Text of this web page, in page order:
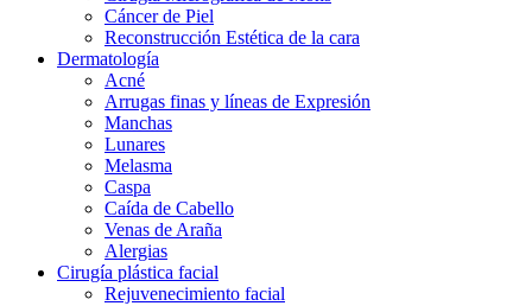
Cáncer de Piel
Reconstrucción Estética de la cara
Dermatología
Acné
Arrugas finas y líneas de Expresión
Manchas
Lunares
Melasma
Caspa
Caída de Cabello
Venas de Araña
Alergias
Cirugía plástica facial
Rejuvenecimiento facial